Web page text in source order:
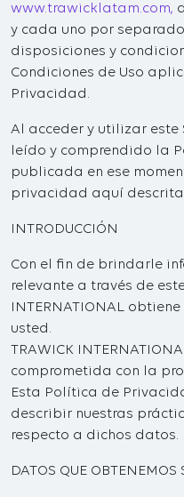
www.trawicklatam.com,
y cada uno por separado
disposiciones y
Condiciones de Uso
Privacidad.
Al acceder y utilizar este
leído y comprendido la
publicada en ese
privacidad aquí
INTRODUCCIÓN
Con el fin de brindarle
relevante a través de
INTERNATIONAL
usted.
TRAWICK
comprometida con la
Esta Política de
describir nuestras
respecto a dichos datos.
DATOS QUE OBTENEMOS